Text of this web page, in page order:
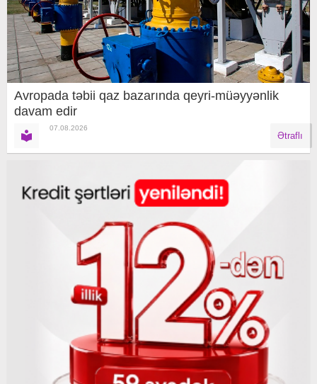
Avropada təbii qaz bazarında qeyri-müəyyənlik
davam edir
07.08.2026
Ətraflı